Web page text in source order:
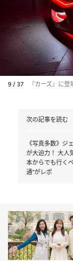
9 / 37 『カーズ』に
次の記事を読む
《写真多数》ジ
が大迫力！ 大人
本からでも行く
通”がレポ